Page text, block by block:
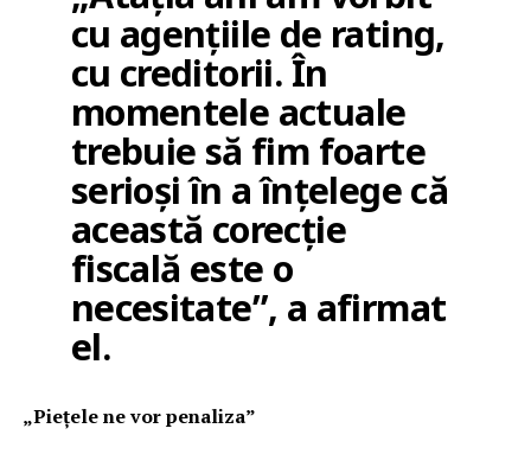
cu agențiile de rating,
cu creditorii. În
momentele actuale
trebuie să fim foarte
serioși în a înțelege că
această corecție
fiscală este o
necesitate”, a afirmat
el.
„Piețele ne vor penaliza”